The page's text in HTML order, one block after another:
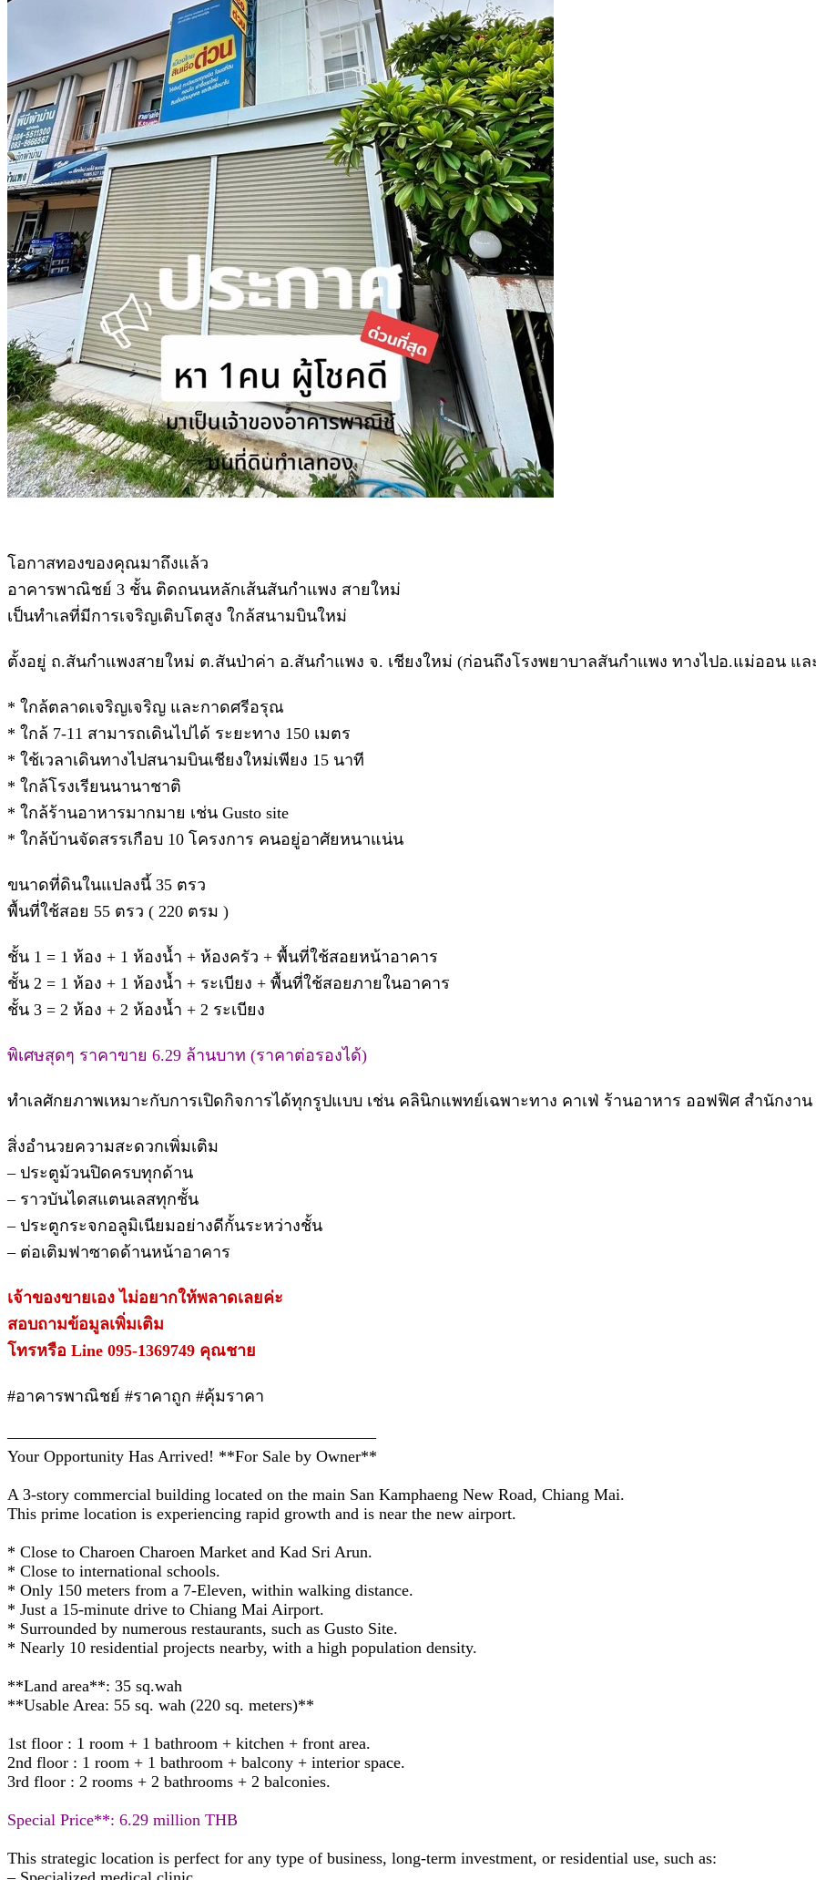
โอกาสทองของคุณมาถึงแล้ว
อาคารพาณิชย์ 3 ชั้น ติดถนนหลักเส้นสันกำแพง สายใหม่
เป็นทำเลที่มีการเจริญเติบโตสูง ใกล้สนามบินใหม่
ตั้งอยู่ ถ.สันกำแพงสายใหม่ ต.สันป่าค่า อ.สันกำแพง จ. เชียงใหม่ (ก่อนถึงโรงพยาบาลสันกำแพง ทางไปอ.แม่ออน แล
* ใกล้ตลาดเจริญเจริญ และกาดศรีอรุณ
* ใกล้ 7-11 สามารถเดินไปได้ ระยะทาง 150 เมตร
* ใช้เวลาเดินทางไปสนามบินเชียงใหม่เพียง 15 นาที
* ใกล้โรงเรียนนานาชาติ
* ใกล้ร้านอาหารมากมาย เช่น Gusto site
* ใกล้บ้านจัดสรรเกือบ 10 โครงการ คนอยู่อาศัยหนาแน่น
ขนาดที่ดินในแปลงนี้ 35 ตรว
พื้นที่ใช้สอย 55 ตรว ( 220 ตรม )
ชั้น 1 = 1 ห้อง + 1 ห้องน้ำ + ห้องครัว + พื้นที่ใช้สอยหน้าอาคาร
ชั้น 2 = 1 ห้อง + 1 ห้องน้ำ + ระเบียง + พื้นที่ใช้สอยภายในอาคาร
ชั้น 3 = 2 ห้อง + 2 ห้องน้ำ + 2 ระเบียง
พิเศษสุดๆ ราคาขาย 6.29 ล้านบาท (ราคาต่อรองได้)
ทำเลศักยภาพเหมาะกับการเปิดกิจการได้ทุกรูปแบบ เช่น คลินิกแพทย์เฉพาะทาง คาเฟ่ ร้านอาหาร ออฟฟิศ สำนักงาน
สิ่งอำนวยความสะดวกเพิ่มเติม
– ประตูม้วนปิดครบทุกด้าน
– ราวบันไดสแตนเลสทุกชั้น
– ประตูกระจกอลูมิเนียมอย่างดีกั้นระหว่างชั้น
– ต่อเติมฟาซาดด้านหน้าอาคาร
เจ้าของขายเอง ไม่อยากให้พลาดเลยค่ะ
สอบถามข้อมูลเพิ่มเติม
โทรหรือ Line 095-1369749 คุณชาย
#อาคารพาณิชย์ #ราคาถูก #คุ้มราคา
——————————————————————–
Your Opportunity Has Arrived! **For Sale by Owner**
A 3-story commercial building located on the main San Kamphaeng New Road, Chiang Mai.
This prime location is experiencing rapid growth and is near the new airport.
* Close to Charoen Charoen Market and Kad Sri Arun.
* Close to international schools.
* Only 150 meters from a 7-Eleven, within walking distance.
* Just a 15-minute drive to Chiang Mai Airport.
* Surrounded by numerous restaurants, such as Gusto Site.
* Nearly 10 residential projects nearby, with a high population density.
**Land area**: 35 sq.wah
**Usable Area: 55 sq. wah (220 sq. meters)**
1st floor : 1 room + 1 bathroom + kitchen + front area.
2nd floor : 1 room + 1 bathroom + balcony + interior space.
3rd floor : 2 rooms + 2 bathrooms + 2 balconies.
Special Price**: 6.29 million THB
This strategic location is perfect for any type of business, long-term investment, or residential use, such as: